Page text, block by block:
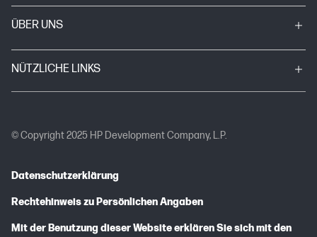
ÜBER UNS
NÜTZLICHE LINKS
© Copyright 2025 HP Development Company, L.P.
Datenschutzerklärung
Rechtehinweis zu Persönlichen Angaben
Mit der Benutzung dieser Website erklären Sie sich mit den